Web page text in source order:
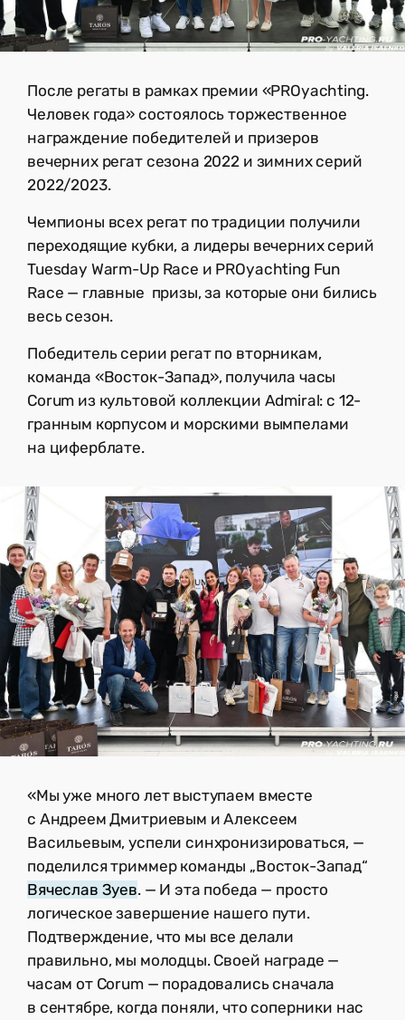
После регаты в рамках премии «PROyachting.
Человек года» состоялось торжественное
награждение победителей и призеров
вечерних регат сезона 2022 и зимних серий
2022/2023.
Чемпионы всех регат по традиции получили
переходящие кубки, а лидеры вечерних серий
Tuesday Warm-Up Race и PROyachting Fun
Race — главные призы, за которые они бились
весь сезон.
Победитель серии регат по вторникам,
команда «Восток-Запад», получила часы
Corum из культовой коллекции Admiral: с 12-
гранным корпусом и морскими вымпелами
на циферблате.
«Мы уже много лет выступаем вместе
с Андреем Дмитриевым и Алексеем
Васильевым, успели синхронизироваться, —
поделился триммер команды „Восток-Запад“
Вячеслав Зуев. — И эта победа — просто
логическое завершение нашего пути.
Подтверждение, что мы все делали
правильно, мы молодцы. Своей награде —
часам от Corum — порадовались сначала
в сентябре, когда поняли, что соперники нас